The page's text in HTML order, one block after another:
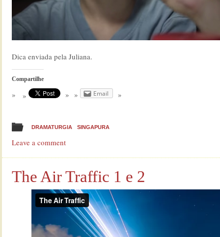
Dica enviada pela Juliana.
Compartilhe
Email
DRAMATURGIA SINGAPURA
Leave a comment
The Air Traffic 1 e 2